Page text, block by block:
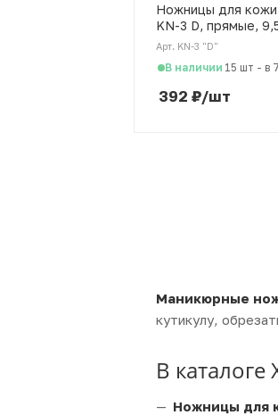
Ножницы для
KN-3 D, прямые,
Арт. KN-3 "D"
В наличии 15 шт - в
392 ₽/шт
Маникюрные
кутикулу,
В каталоге
Ножницы для